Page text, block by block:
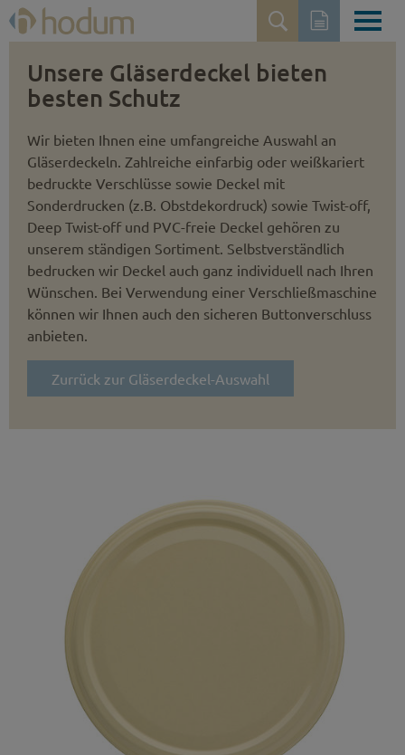
Unsere Gläserdeckel bieten
besten Schutz
Wir bieten Ihnen eine umfangreiche Auswahl an
Gläserdeckeln. Zahlreiche einfarbig oder weißkariert
bedruckte Verschlüsse sowie Deckel mit
Sonderdrucken (z.B. Obst­dekordruck) sowie Twist-off,
Deep Twist-off und PVC-freie Deckel gehören zu
unserem ständigen Sortiment. Selbstver­ständlich
bedrucken wir Deckel auch ganz individuell nach Ihren
Wünschen. Bei Verwendung einer Verschließmaschine
können wir Ihnen auch den sicheren Button­verschluss
anbieten.
Zurrück zur Gläserdeckel-Auswahl